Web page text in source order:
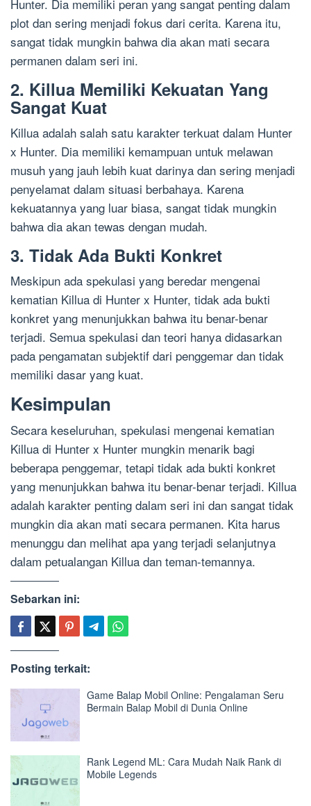
Hunter. Dia memiliki peran yang sangat penting dalam
plot dan sering menjadi fokus dari cerita. Karena itu,
sangat tidak mungkin bahwa dia akan mati secara
permanen dalam seri ini.
2. Killua Memiliki Kekuatan Yang
Sangat Kuat
Killua adalah salah satu karakter terkuat dalam Hunter
x Hunter. Dia memiliki kemampuan untuk melawan
musuh yang jauh lebih kuat darinya dan sering menjadi
penyelamat dalam situasi berbahaya. Karena
kekuatannya yang luar biasa, sangat tidak mungkin
bahwa dia akan tewas dengan mudah.
3. Tidak Ada Bukti Konkret
Meskipun ada spekulasi yang beredar mengenai
kematian Killua di Hunter x Hunter, tidak ada bukti
konkret yang menunjukkan bahwa itu benar-benar
terjadi. Semua spekulasi dan teori hanya didasarkan
pada pengamatan subjektif dari penggemar dan tidak
memiliki dasar yang kuat.
Kesimpulan
Secara keseluruhan, spekulasi mengenai kematian
Killua di Hunter x Hunter mungkin menarik bagi
beberapa penggemar, tetapi tidak ada bukti konkret
yang menunjukkan bahwa itu benar-benar terjadi. Killua
adalah karakter penting dalam seri ini dan sangat tidak
mungkin dia akan mati secara permanen. Kita harus
menunggu dan melihat apa yang terjadi selanjutnya
dalam petualangan Killua dan teman-temannya.
Sebarkan ini:
Posting terkait:
Game Balap Mobil Online: Pengalaman Seru
Bermain Balap Mobil di Dunia Online
Rank Legend ML: Cara Mudah Naik Rank di
Mobile Legends